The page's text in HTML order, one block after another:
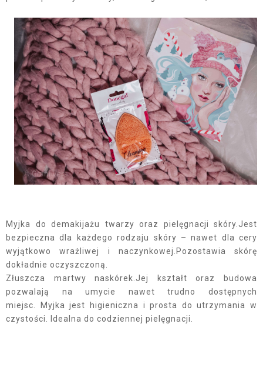
Myjka do demakijażu twarzy oraz pielęgnacji skóry.Jest
bezpieczna dla każdego rodzaju skóry – nawet dla cery
wyjątkowo wrażliwej i naczynkowej.Pozostawia skórę
dokładnie oczyszczoną.
Złuszcza martwy naskórek.Jej kształt oraz budowa
pozwalają na umycie nawet trudno dostępnych
miejsc. Myjka jest higieniczna i prosta do utrzymania w
czystości. Idealna do codziennej pielęgnacji.